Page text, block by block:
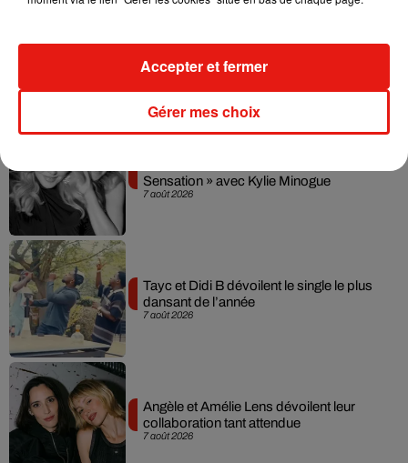
7 août 2026
Julien Lieb s’essaye à la vie de chatelain
dans son nouveau clip
7 août 2026
Sensation » avec Kylie Minogue
7 août 2026
Tayc et Didi B dévoilent le single le plus
dansant de l’année
7 août 2026
Angèle et Amélie Lens dévoilent leur
collaboration tant attendue
Gérer mes choix
Accepter et fermer